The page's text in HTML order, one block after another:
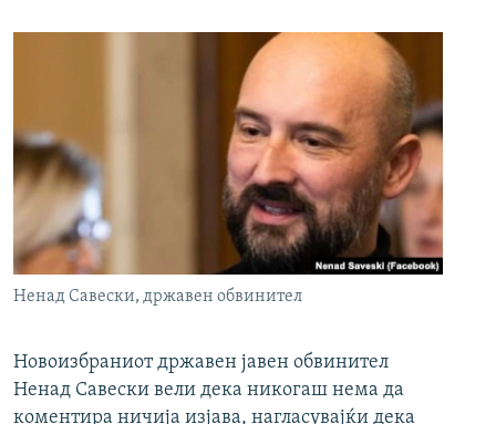
Ненад Савески, државен обвинител
Новоизбраниот државен јавен обвинител
Ненад Савески вели дека никогаш нема да
коментира ничија изјава, нагласувајќи дека